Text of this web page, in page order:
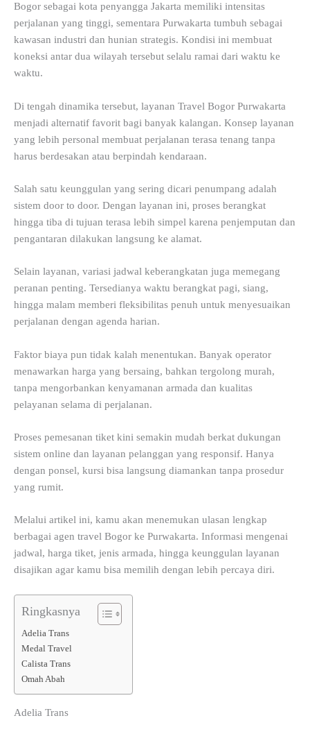
Bogor sebagai kota penyangga Jakarta memiliki intensitas
perjalanan yang tinggi, sementara Purwakarta tumbuh sebagai
kawasan industri dan hunian strategis. Kondisi ini membuat
koneksi antar dua wilayah tersebut selalu ramai dari waktu ke
waktu.
Di tengah dinamika tersebut, layanan Travel Bogor Purwakarta
menjadi alternatif favorit bagi banyak kalangan. Konsep layanan
yang lebih personal membuat perjalanan terasa tenang tanpa
harus berdesakan atau berpindah kendaraan.
Salah satu keunggulan yang sering dicari penumpang adalah
sistem door to door. Dengan layanan ini, proses berangkat
hingga tiba di tujuan terasa lebih simpel karena penjemputan dan
pengantaran dilakukan langsung ke alamat.
Selain layanan, variasi jadwal keberangkatan juga memegang
peranan penting. Tersedianya waktu berangkat pagi, siang,
hingga malam memberi fleksibilitas penuh untuk menyesuaikan
perjalanan dengan agenda harian.
Faktor biaya pun tidak kalah menentukan. Banyak operator
menawarkan harga yang bersaing, bahkan tergolong murah,
tanpa mengorbankan kenyamanan armada dan kualitas
pelayanan selama di perjalanan.
Proses pemesanan tiket kini semakin mudah berkat dukungan
sistem online dan layanan pelanggan yang responsif. Hanya
dengan ponsel, kursi bisa langsung diamankan tanpa prosedur
yang rumit.
Melalui artikel ini, kamu akan menemukan ulasan lengkap
berbagai agen travel Bogor ke Purwakarta. Informasi mengenai
jadwal, harga tiket, jenis armada, hingga keunggulan layanan
disajikan agar kamu bisa memilih dengan lebih percaya diri.
Ringkasnya
Adelia Trans
Medal Travel
Calista Trans
Omah Abah
Adelia Trans